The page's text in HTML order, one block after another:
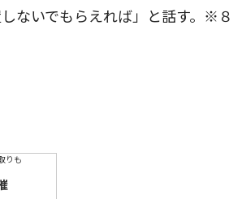
ないでもらえれば」と話す。※８